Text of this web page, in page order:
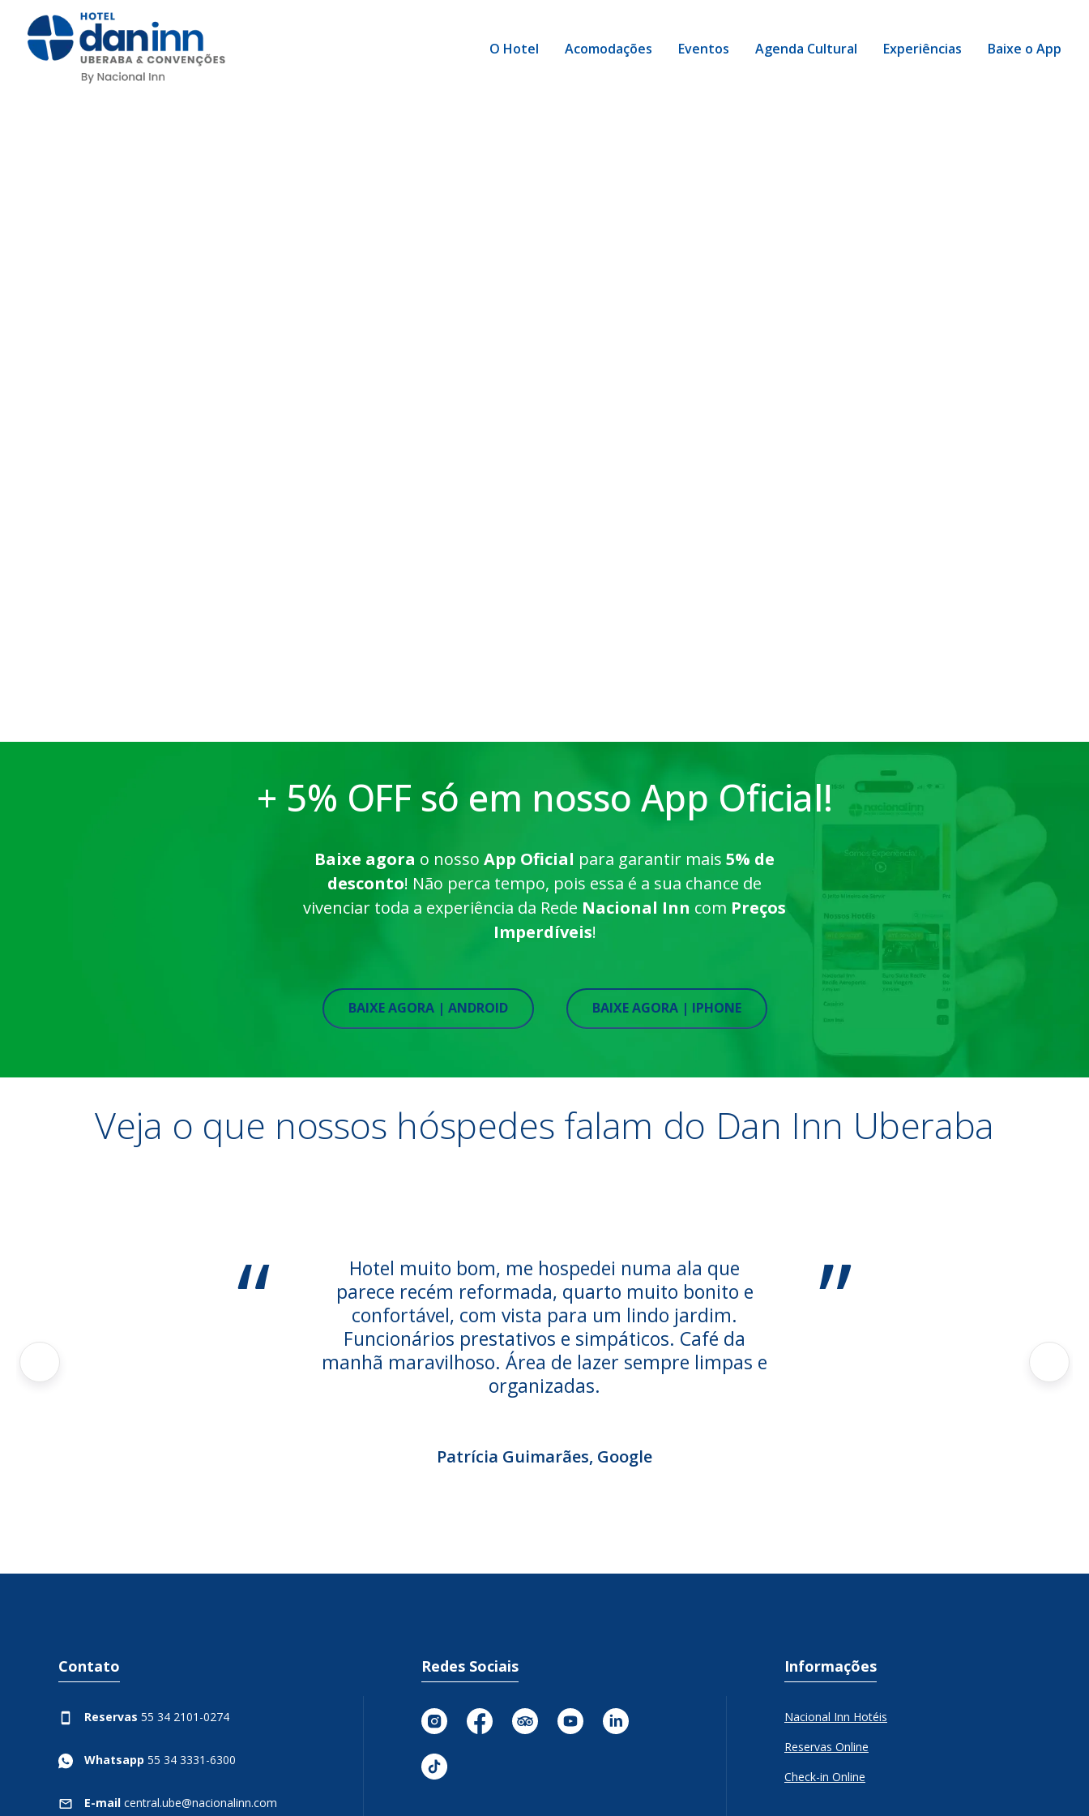
O Hotel Acomodações Eventos Agenda Cultural Experiências Baixe o App
+ 5% OFF só em nosso App Oficial!
Baixe agora o nosso App Oficial para garantir mais 5% de
desconto! Não perca tempo, pois essa é a sua chance de
vivenciar toda a experiência da Rede Nacional Inn com Preços
Imperdíveis!
BAIXE AGORA | ANDROID BAIXE AGORA | IPHONE
Veja o que nossos hóspedes falam do Dan Inn Uberaba
“ ”
Hotel muito bom, me hospedei numa ala que
parece recém reformada, quarto muito bonito e
confortável, com vista para um lindo jardim.
Funcionários prestativos e simpáticos. Café da
manhã maravilhoso. Área de lazer sempre limpas e
organizadas.
Patrícia Guimarães, Google
Contato
Reservas 55 34 2101-0274
Whatsapp 55 34 3331-6300
E-mail central.ube@nacionalinn.com
Redes Sociais Informações
Nacional Inn Hotéis
Reservas Online
Check-in Online